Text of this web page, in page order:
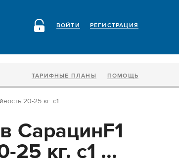
РЕГИСТРАЦИЯ
ВОЙТИ
ТАРИФНЫЕ ПЛАНЫ ПОМОЩЬ
20-25 кг. с1 ...
СарацинF1
25 кг. с1 ...